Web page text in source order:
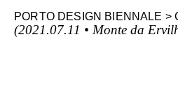
PORTO DESIGN BIENNALE >
(2021.07.11 • Monte da